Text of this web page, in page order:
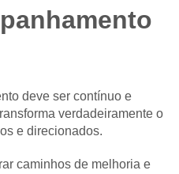
deve ser contínuo e
verdadeiramente o
e direcionados.
caminhos de melhoria e